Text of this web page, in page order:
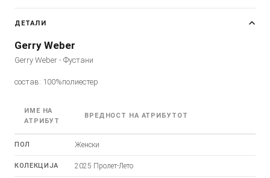
ДЕТАЛИ
Gerry Weber
Gerry Weber - Фустани
состав: 100%полиестер
ИМЕ НА
АТРИБУТ
ВРЕДНОСТ НА АТРИБУТОТ
ПОЛ Женски
КОЛЕКЦИЈА 2025 Пролет-Лето